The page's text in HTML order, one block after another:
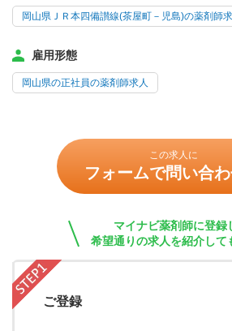
岡山県ＪＲ本四備讃線(茶屋町－児島)の薬剤師
雇用形態
岡山県の正社員の薬剤師求人
この求人に
フォームで問い合
マイナビ薬剤師に登録
希望通りの求人を紹介して
ご登録